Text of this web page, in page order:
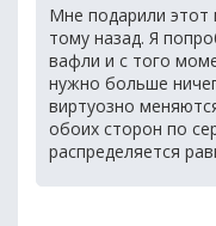
Мне подарили этот
тому назад. Я
вафли и с того
нужно больше
виртуозно
обоих сторон по
распределяется